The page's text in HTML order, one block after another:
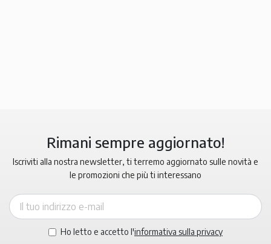
Rimani sempre aggiornato!
Iscriviti alla nostra newsletter, ti terremo aggiornato sulle novità e
le promozioni che più ti interessano
Ho letto e accetto l'informativa sulla privacy